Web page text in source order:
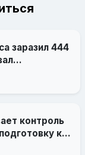
заразил 444
контроль
к